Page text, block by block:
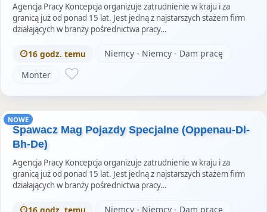
Agencja Pracy Koncepcja organizuje zatrudnienie w kraju i za
granicą już od ponad 15 lat. Jest jedną z najstarszych stażem firm
działających w branży pośrednictwa pracy…
16 godz. temu
Niemcy - Niemcy - Dam pracę
Monter
NOWE
Spawacz Mag Pojazdy Specjalne (Oppenau-Dl-
Bh-De)
Agencja Pracy Koncepcja organizuje zatrudnienie w kraju i za
granicą już od ponad 15 lat. Jest jedną z najstarszych stażem firm
działających w branży pośrednictwa pracy…
Niemcy - Niemcy - Dam pracę